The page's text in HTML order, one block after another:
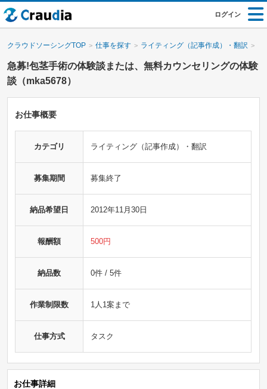
ログイン
クラウドソーシングTOP 仕事を探す ライティング（記事作成）・翻訳
急募!包茎手術の体験談または、無料カウンセリングの体験
談（mka5678）
お仕事概要
カテゴリ ライティング（記事作成）・翻訳
募集期間 募集終了
納品希望日 2012年11月30日
報酬額 500円
納品数 0件 / 5件
作業制限数 1人1案まで
仕事方式 タスク
お仕事詳細